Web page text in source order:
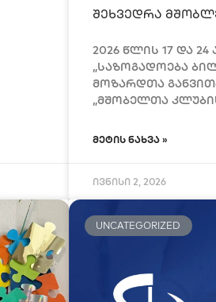
შეხვედრა
2026 წლის 17 და
„საზოგადოება
მოზარდთა
„მშობელთა
ᲛᲔᲢᲘᲡ ᲜᲐᲮᲕᲐ »
ივნისი 2, 2026
UNCATEGORIZED